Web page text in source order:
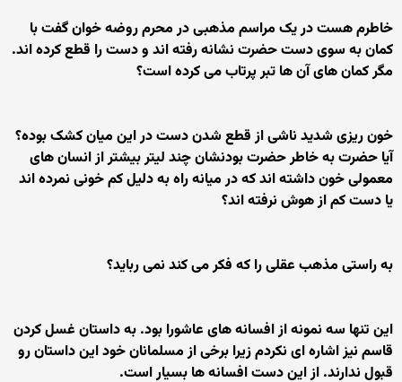
خاطرم هست در یک مراسم مذهبی در محرم روضه خوان گفت با
کمان به سوی دست حضرت نشانه رفته اند و دست را قطع کرده اند.
مگر کمان های آن ها تبر پرتاب می کرده است؟
خون ریزی شدید ناشی از قطع شدن دست در این میان کشک بوده؟
آیا حضرت به خاطر حضرت بودنشان چند لیتر بیشتر از انسان های
معمولی خون داشته اند که در میانه راه به دلیل کم خونی نمرده اند
یا دست کم از هوش نرفته اند؟
به راستی مذهب عقلی را که فکر می کند نمی رباید؟
این تنها سه نمونه از افسانه های عاشورا بود. به داستان غسل کردن
قاسم نیز اشاره ای نکردم زیرا برخی از مسلمانان خود این داستان رو
قبول ندارند. از این دست افسانه ها بسیار است.